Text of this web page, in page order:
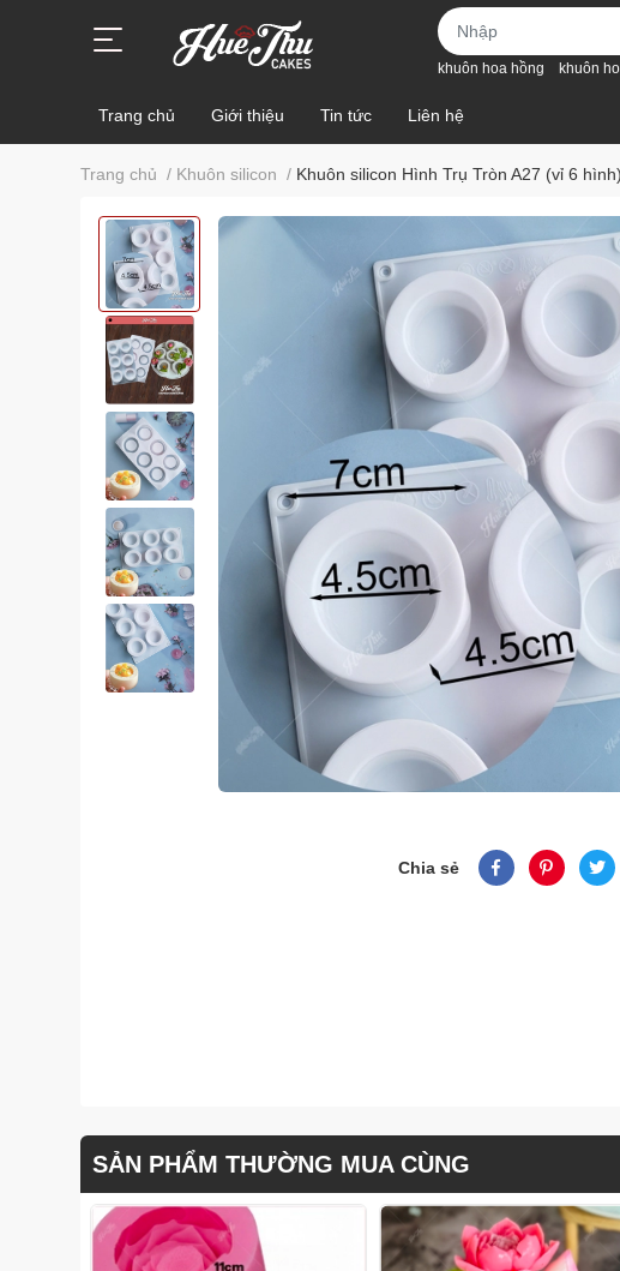
khuôn hoa hồng khuôn
Trang chủ Giới thiệu Tin tức Liên hệ
Trang chủ / Khuôn silicon / Khuôn silicon Hình Trụ Tròn A27 (vỉ 6
Chia sẻ
SẢN PHẨM THƯỜNG MUA CÙNG